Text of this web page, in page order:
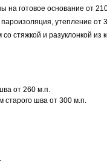
на готовое основание от
утепление от
стяжкой и разуклонкой из
от 260 м.п.
старого шва от 300 м.п.